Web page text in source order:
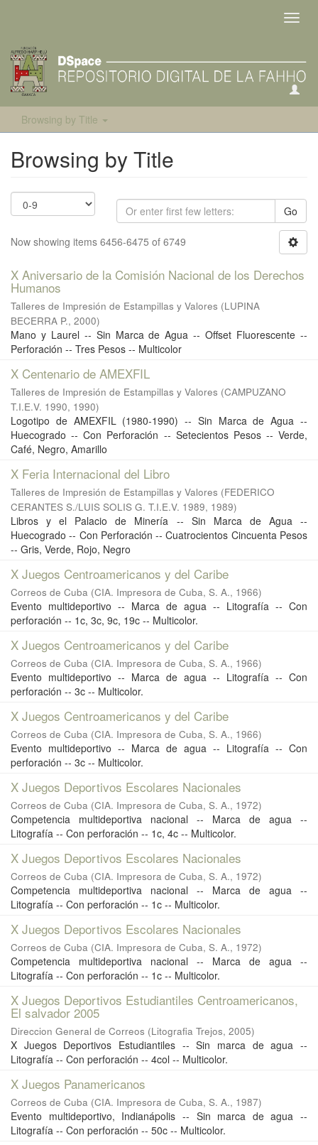
Browsing by Title
Browsing by Title
Go
Now showing items 6456-6475 of 6749
X Aniversario de la Comisión Nacional de los Derechos
Humanos
Talleres de Impresión de Estampillas y Valores (LUPINA
BECERRA P., 2000)
Mano y Laurel -- Sin Marca de Agua -- Offset Fluorescente --
Perforación -- Tres Pesos -- Multicolor
X Centenario de AMEXFIL
Talleres de Impresión de Estampillas y Valores (CAMPUZANO
T.I.E.V. 1990, 1990)
Logotipo de AMEXFIL (1980-1990) -- Sin Marca de Agua --
Huecogrado -- Con Perforación -- Setecientos Pesos -- Verde,
Café, Negro, Amarillo
X Feria Internacional del Libro
Talleres de Impresión de Estampillas y Valores (FEDERICO
CERANTES S./LUIS SOLIS G. T.I.E.V. 1989, 1989)
Libros y el Palacio de Minería -- Sin Marca de Agua --
Huecogrado -- Con Perforación -- Cuatrocientos Cincuenta Pesos
-- Gris, Verde, Rojo, Negro
X Juegos Centroamericanos y del Caribe
Correos de Cuba (CIA. Impresora de Cuba, S. A., 1966)
Evento multideportivo -- Marca de agua -- Litografía -- Con
perforación -- 1c, 3c, 9c, 19c -- Multicolor.
X Juegos Centroamericanos y del Caribe
Correos de Cuba (CIA. Impresora de Cuba, S. A., 1966)
Evento multideportivo -- Marca de agua -- Litografía -- Con
perforación -- 3c -- Multicolor.
X Juegos Centroamericanos y del Caribe
Correos de Cuba (CIA. Impresora de Cuba, S. A., 1966)
Evento multideportivo -- Marca de agua -- Litografía -- Con
perforación -- 3c -- Multicolor.
X Juegos Deportivos Escolares Nacionales
Correos de Cuba (CIA. Impresora de Cuba, S. A., 1972)
Competencia multideportiva nacional -- Marca de agua --
Litografía -- Con perforación -- 1c, 4c -- Multicolor.
X Juegos Deportivos Escolares Nacionales
Correos de Cuba (CIA. Impresora de Cuba, S. A., 1972)
Competencia multideportiva nacional -- Marca de agua --
Litografía -- Con perforación -- 1c -- Multicolor.
X Juegos Deportivos Escolares Nacionales
Correos de Cuba (CIA. Impresora de Cuba, S. A., 1972)
Competencia multideportiva nacional -- Marca de agua --
Litografía -- Con perforación -- 1c -- Multicolor.
X Juegos Deportivos Estudiantiles Centroamericanos,
El salvador 2005
Direccion General de Correos (Litografia Trejos, 2005)
X Juegos Deportivos Estudiantiles -- Sin marca de agua --
Litografía -- Con perforación -- 4col -- Multicolor.
X Juegos Panamericanos
Correos de Cuba (CIA. Impresora de Cuba, S. A., 1987)
Evento multideportivo, Indianápolis -- Sin marca de agua --
Litografía -- Con perforación -- 50c -- Multicolor.